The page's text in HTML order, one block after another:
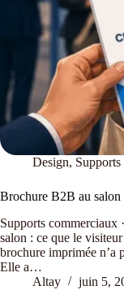
Design,
Brochure B2B au salon
Supports commerciaux
salon : ce que le
brochure imprimée n’a
Elle a…
Altay
juin 5,